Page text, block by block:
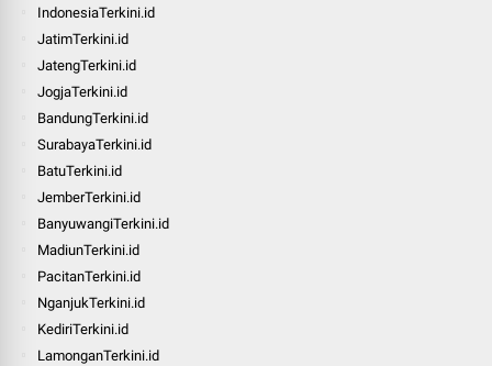
IndonesiaTerkini.id
JatimTerkini.id
JatengTerkini.id
JogjaTerkini.id
BandungTerkini.id
SurabayaTerkini.id
BatuTerkini.id
JemberTerkini.id
BanyuwangiTerkini.id
MadiunTerkini.id
PacitanTerkini.id
NganjukTerkini.id
KediriTerkini.id
LamonganTerkini.id